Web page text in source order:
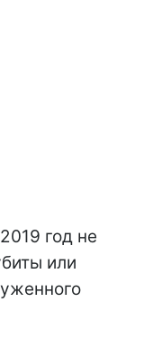
год не
или